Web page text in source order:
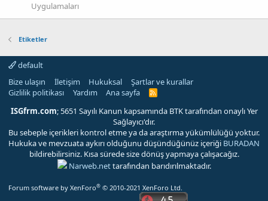
Uygulamaları
Etiketler
default
Bize ulaşın
İletişim Hukuksal
Şartlar ve kurallar
Gizlilik politikası
Yardım Ana sayfa
R
S
ISGfrm.com; 5651 Sayılı Kanun kapsamında BTK tarafından onaylı Yer
Sağlayıcı'dır.
Bu sebeple içerikleri kontrol etme ya da araştırma yükümlülüğü yoktur.
Hukuka ve mevzuata aykırı olduğunu düşündüğünüz içeriği BURADAN
bildirebilirsiniz. Kısa sürede size dönüş yapmaya çalışacağız.
Narweb.nettarafından barıdırılmaktadır.
Forum software by XenForo® © 2010-2021 XenForo Ltd.